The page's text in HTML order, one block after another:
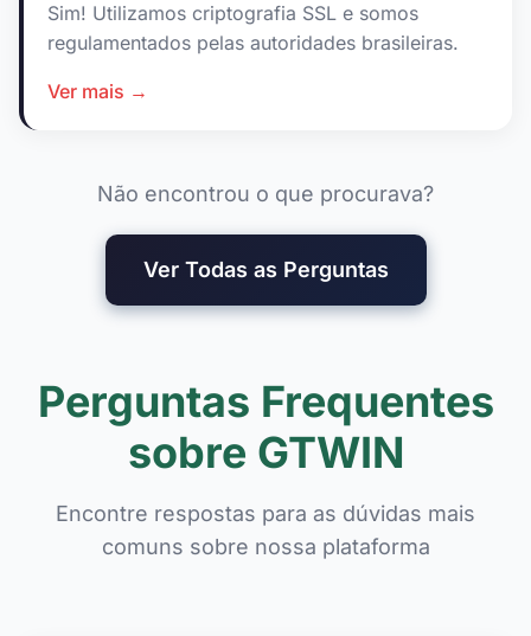
Sim! Utilizamos criptografia SSL e somos
regulamentados pelas autoridades brasileiras.
Ver mais →
Não encontrou o que procurava?
Ver Todas as Perguntas
Perguntas Frequentes
sobre GTWIN
Encontre respostas para as dúvidas mais
comuns sobre nossa plataforma